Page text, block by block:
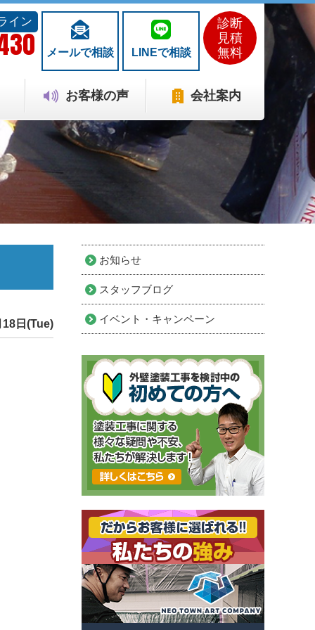
イン
メールで相談 LINEで相談
診断
見積
無料
お客様の声 会社案内
日(Tue)
お知らせ
スタッフブログ
イベント・キャンペーン